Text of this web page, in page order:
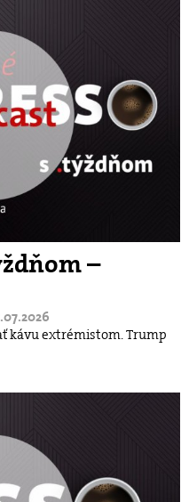
–
kávu extrémistom. Trump